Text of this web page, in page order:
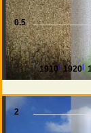
1910 1920
0.5
2